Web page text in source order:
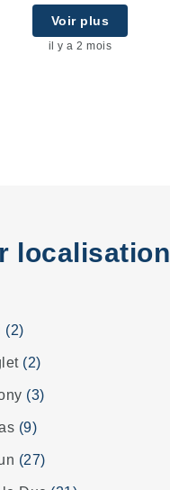
Voir plus
il y a 2 mois
localisation
(2)
(2)
(3)
(9)
(27)